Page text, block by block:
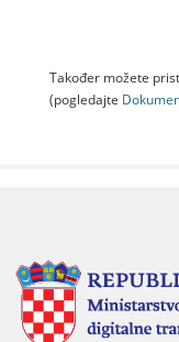
Također možete
(pogledajte